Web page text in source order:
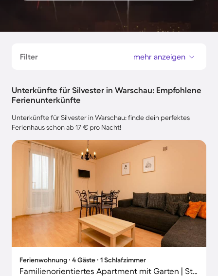
Filter mehr anzeigen
Unterkünfte für Silvester in Warschau: Empfohlene
Ferienunterkünfte
Unterkünfte für Silvester in Warschau: finde dein perfektes
Ferienhaus schon ab 17 € pro Nacht!
Ferienwohnung ∙ 4 Gäste ∙ 1 Schlafzimmer
Familienorientiertes Apartment mit Garten | Stadtblick